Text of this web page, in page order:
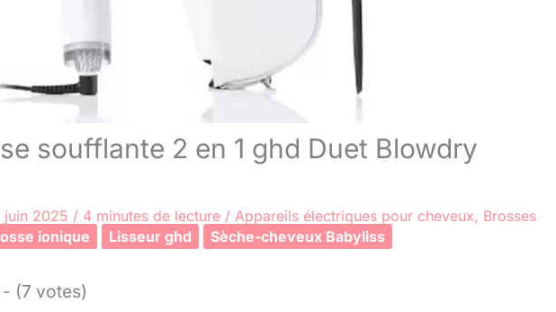
soufflante 2 en 1 ghd Duet Blowdry
juin 2025 / 4 minutes de lecture / Appareils électriques pour cheveux, Brosses
ionique Lisseur ghd Sèche-cheveux Babyliss
(7 votes)